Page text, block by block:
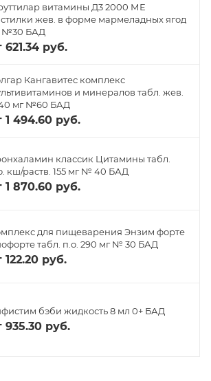
витамины Д3 2000 МЕ
жев. в форме мармеладных ягод
№30 БАД
621.34 руб.
Кангавитес комплекс
и минералов табл. жев.
мг №60 БАД
1 494.60 руб.
классик Цитамины табл.
кш/раств. 155 мг № 40 БАД
1 870.60 руб.
для пищеварения Энзим форте
табл. п.о. 290 мг № 30 БАД
122.20 руб.
бэби жидкость 8 мл 0+ БАД
935.30 руб.